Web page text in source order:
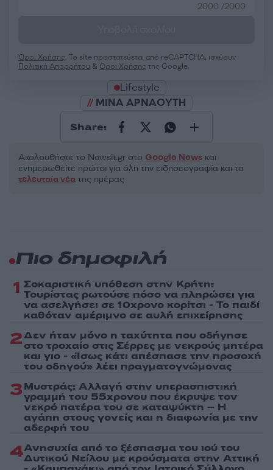
2000 /2000
Όροι Χρήσης. Το site προστατεύεται από reCAPTCHA, ισχύουν
Πολιτική Απορρήτου &Όροι Χρήσης της Google.
Lifestyle
ΜΙΝΑ ΑΡΝΑΟΥΤΗ
Share:
Ακολουθήστε το Νewsit.gr στο Google News και
ενημερωθείτε πρώτοι για όλη την ειδησεογραφία και τα
τελευταία νέα της ημέρας
Πιο δημοφιλή
1 Σοκαριστική υπόθεση στην Κρήτη:
Τουρίστας ρωτούσε πόσο να πληρώσει για
να ασελγήσει σε 10χρονο κορίτσι - Το παιδί
καθόταν αμέριμνο σε αυλή επιχείρησης
2Δεν ήταν μόνο η ταχύτητα που οδήγησε
στο τροχαίο στις Σέρρες με νεκρούς μητέρα
και γιο - «Ίσως κάτι απέσπασε την προσοχή
του οδηγού» λέει πραγματογνώμονας
3Μυστράς: Αλλαγή στην υπερασπιστική
γραμμή του 55χρονου που έκρυψε τον
νεκρό πατέρα του σε καταψύκτη – Η
αγάπη στους γονείς και η διαφωνία με την
αδερφή του
4Ανησυχία από το ξέσπασμα του ιού του
Δυτικού Νείλου με κρούσματα στην Αττική